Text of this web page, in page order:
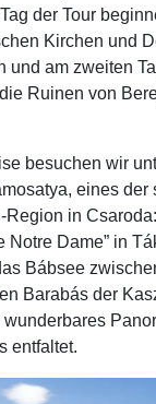
der Tour
Kirchen und
und am zweiten
Ruinen von
besuchen wir
eines der
in
Notre Dame” in
Bábsee
Barabás der
entfaltet.